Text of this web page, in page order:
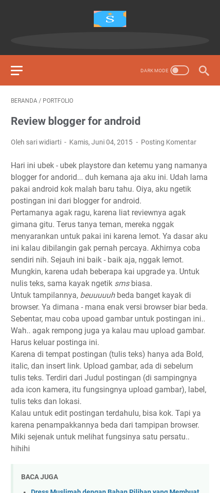
BERANDA / PORTFOLIO
Review blogger for android
Oleh sari widiarti Kamis, Juni 04, 2015 Posting Komentar
Hari ini ubek - ubek playstore dan ketemu yang namanya
blogger for andorid... duh kemana aja aku ini. Udah lama
pakai android kok malah baru tahu. Oiya, aku ngetik
postingan ini dari blogger for android.
Pertamanya agak ragu, karena liat reviewnya agak
gimana gitu. Terus tanya teman, mereka nggak
menyarankan untuk pakai ini karena lemot. Ya dasar aku
ini kalau dibilangin gak pernah percaya. Akhirnya coba
sendiri nih. Sejauh ini baik - baik aja, nggak lemot.
Mungkin, karena udah beberapa kai upgrade ya. Untuk
nulis teks, sama kayak ngetik sms biasa.
Untuk tampilannya, beuuuuuh beda banget kayak di
browser. Ya dimana - mana enak versi browser biar beda.
Sebentar, mau coba upoad gambar untuk postingan ini..
Wah.. agak rempong juga ya kalau mau upload gambar.
Harus keluar postinga ini.
Karena di tempat postingan (tulis teks) hanya ada Bold,
italic, dan insert link. Upload gambar, ada di sebelum
tulis teks. Terdiri dari Judul postingan (di sampingnya
ada icon kamera, itu fungsingnya upload gambar), label,
tulis teks dan lokasi.
Kalau untuk edit postingan terdahulu, bisa kok. Tapi ya
karena penampakkannya beda dari tampipan browser.
Miki sejenak untuk melihat fungsinya satu persatu..
hihihi
BACA JUGA